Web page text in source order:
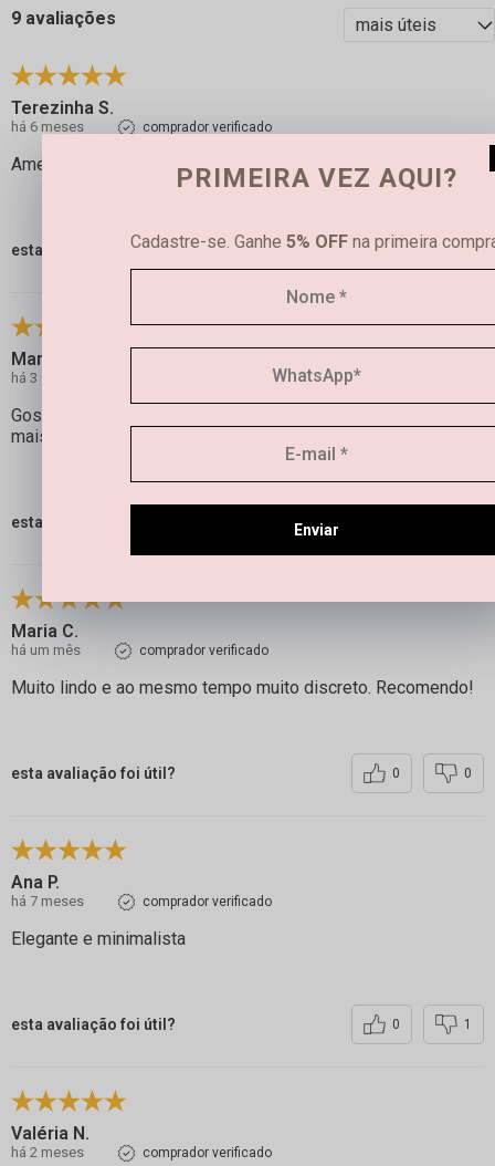
9 avaliações
Terezinha S.
há 6 meses comprador verificado
Amei 🥰
esta avaliação foi útil? 2 0
Maria C.
há 3 semanas comprador verificado
Gostei muito e fiquei muito feliz ao ver que ele era ainda
mais perfeito do que o esperado! Já usei e arrasei!!!
esta avaliação foi útil?
Maria C.
há um mês comprador verificado
Muito lindo e ao mesmo tempo muito discreto. Recomendo!
esta avaliação foi útil? 0 0
Ana P.
há 7 meses comprador verificado
Elegante e minimalista
esta avaliação foi útil? 0 1
Valéria N.
há 2 meses comprador verificado
PRIMEIRA VEZ AQUI?
Cadastre-se. Ganhe 5% OFF na primeira
Enviar